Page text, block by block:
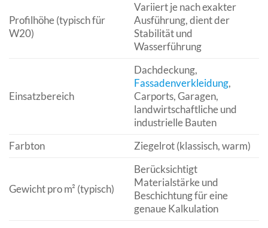
Profilhöhe (typisch für
W20)
Variiert je nach exakter
Ausführung, dient der
Stabilität und
Wasserführung
Einsatzbereich
Dachdeckung,
Fassadenverkleidung,
Carports, Garagen,
landwirtschaftliche und
industrielle Bauten
Farbton
Ziegelrot (klassisch, warm)
Gewicht pro m² (typisch)
Berücksichtigt
Materialstärke und
Beschichtung für eine
genaue Kalkulation